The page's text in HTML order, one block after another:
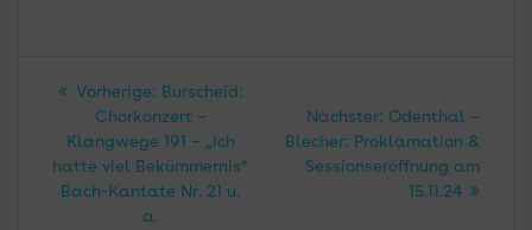
Beitragsnavigation
Vorherige: Vorheriger
Beitrag:
Burscheid:
Chorkonzert –
Klangwege 191 – „Ich
hatte viel Bekümmernis“
Bach-Kantate Nr. 21 u.
a.
Nächster: Nächster
Beitrag:
Odenthal –
Blecher: Proklamation &
Sessionseröffnung am
15.11.24